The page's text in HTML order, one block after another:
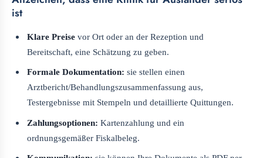
ist
Klare Preise vor Ort oder an der Rezeption und
Bereitschaft, eine Schätzung zu geben.
Formale Dokumentation: sie stellen einen
Arztbericht/Behandlungszusammenfassung aus,
Testergebnisse mit Stempeln und detaillierte Quittungen.
Zahlungsoptionen: Kartenzahlung und ein
ordnungsgemäßer Fiskalbeleg.